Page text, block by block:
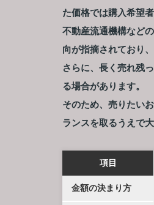
た価格では購入希望
不動産流通機構など
向が指摘されており
さらに、長く売れ残
る場合があります。
そのため、売りたい
ランスを取るうえで大
項目
金額の決まり方